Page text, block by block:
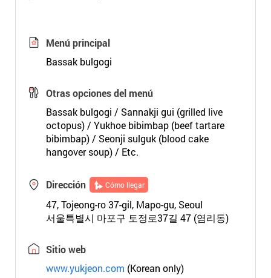
Menú principal
Bassak bulgogi
Otras opciones del menú
Bassak bulgogi / Sannakji gui (grilled live
octopus) / Yukhoe bibimbap (beef tartare
bibimbap) / Seonji sulguk (blood cake
hangover soup) / Etc.
Dirección Cómo llegar
47, Tojeong-ro 37-gil, Mapo-gu, Seoul
서울특별시 마포구 토정로37길 47 (염리동)
Sitio web
www.yukjeon.com (Korean only)